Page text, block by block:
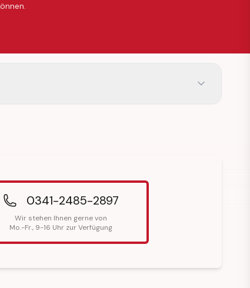
0341-2485-2897
Wir stehen Ihnen gerne von
Mo.-Fr., 9-16 Uhr zur Verfügung